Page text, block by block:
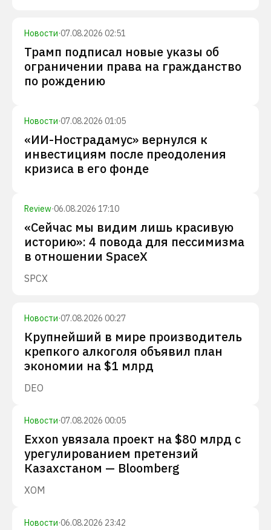
Новости·07.08.2026 02:51
Трамп подписал новые указы об
ограничении права на гражданство
по рождению
Новости·07.08.2026 01:05
«ИИ-Нострадамус» вернулся к
инвестициям после преодоления
кризиса в его фонде
Review·06.08.2026 17:10
«Сейчас мы видим лишь красивую
историю»: 4 повода для пессимизма
в отношении SpaceX
SPCX
Новости·07.08.2026 00:27
Крупнейший в мире производитель
крепкого алкоголя объявил план
экономии на $1 млрд
DEO
Новости·07.08.2026 00:05
Exxon увязала проект на $80 млрд с
урегулированием претензий
Казахстаном — Bloomberg
XOM
Новости·06.08.2026 23:42